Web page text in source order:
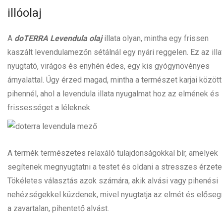
illóolaj
A doTERRA Levendulaolajillata olyan, mintha egy frissen
kaszált levendulamezőn sétálnál egy nyári reggelen. Ez az
nyugtató, virágos és enyhén édes, egy kis gyógynövényes
árnyalattal. Úgy érzed magad, mintha a természet karjai között
pihennél, ahol a levendula illata nyugalmat hoz az elmének és
frissességet a léleknek.
A termék természetes relaxáló tulajdonságokkal bír, amelyek
segítenek megnyugtatni a testet és oldani a stresszes
Tökéletes választás azok számára, akik alvási vagy pihenési
nehézségekkel küzdenek, mivel nyugtatja az elmét és
a zavartalan, pihentető alvást.